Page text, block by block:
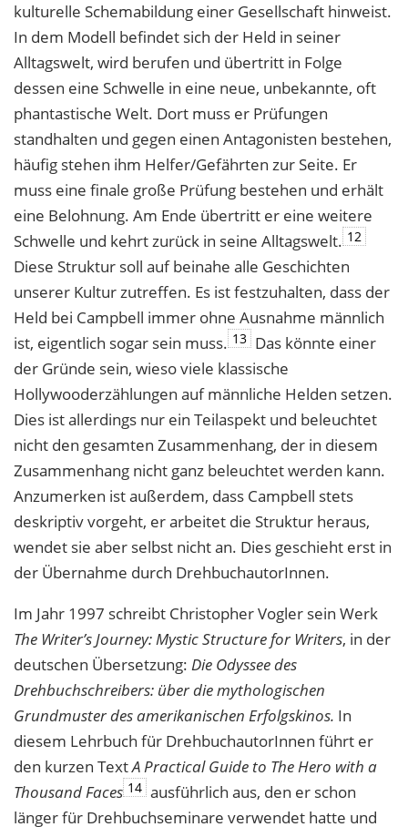
kulturelle Schemabildung einer Gesellschaft hinweist.
In dem Modell befindet sich der Held in seiner
Alltagswelt, wird berufen und übertritt in Folge
dessen eine Schwelle in eine neue, unbekannte, oft
phantastische Welt. Dort muss er Prüfungen
standhalten und gegen einen Antagonisten bestehen,
häufig stehen ihm Helfer/Gefährten zur Seite. Er
muss eine finale große Prüfung bestehen und erhält
eine Belohnung. Am Ende übertritt er eine weitere
Schwelle und kehrt zurück in seine Alltagswelt. 12
Diese Struktur soll auf beinahe alle Geschichten
unserer Kultur zutreffen. Es ist festzuhalten, dass der
Held bei Campbell immer ohne Ausnahme männlich
ist, eigentlich sogar sein muss. 13 Das könnte einer
der Gründe sein, wieso viele klassische
Hollywooderzählungen auf männliche Helden setzen.
Dies ist allerdings nur ein Teilaspekt und beleuchtet
nicht den gesamten Zusammenhang, der in diesem
Zusammenhang nicht ganz beleuchtet werden kann.
Anzumerken ist außerdem, dass Campbell stets
deskriptiv vorgeht, er arbeitet die Struktur heraus,
wendet sie aber selbst nicht an. Dies geschieht erst in
der Übernahme durch DrehbuchautorInnen.
Im Jahr 1997 schreibt Christopher Vogler sein Werk
The Writer’s Journey: Mystic Structure for Writers, in der
deutschen Übersetzung: Die Odyssee des
Drehbuchschreibers: über die mythologischen
Grundmuster des amerikanischen Erfolgskinos. In
diesem Lehrbuch für DrehbuchautorInnen führt er
den kurzen TextA Practical Guide to The Hero with a
Thousand Faces 14 ausführlich aus, den er schon
länger für Drehbuchseminare verwendet hatte und